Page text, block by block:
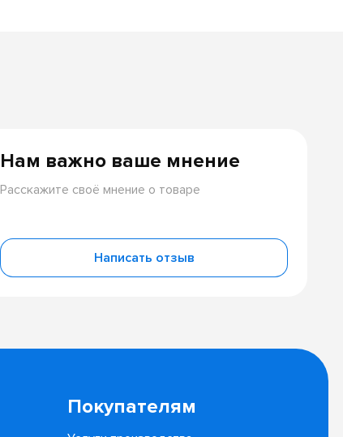
Нам важно ваше мнение
Расскажите своё мнение о товаре
Написать отзыв
Покупателям